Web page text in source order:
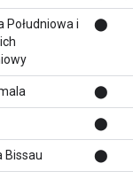
Południowa i
⬤
⬤
⬤
Bissau ⬤